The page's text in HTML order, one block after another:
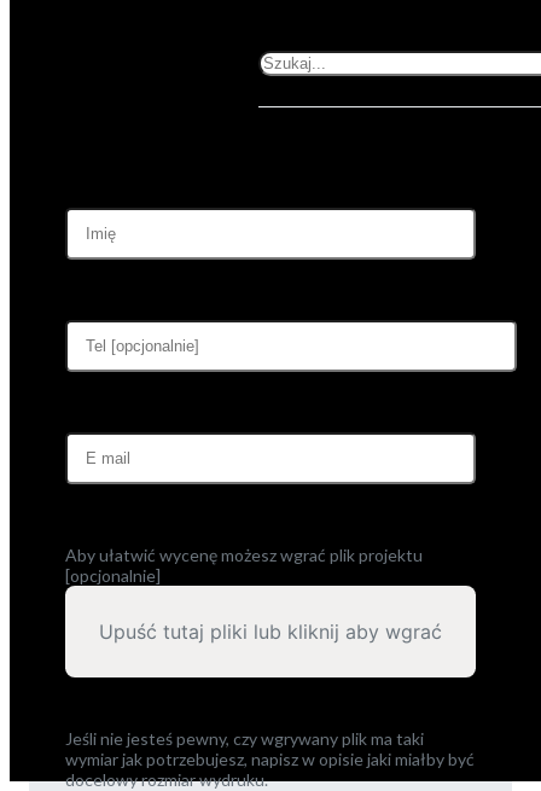
Szukaj
Katalogi szyte
Aby ułatwić wycenę możesz wgrać plik projektu
[opcjonalnie]
Upuść tutaj pliki lub kliknij aby wgrać
Jeśli nie jesteś pewny, czy wgrywany plik ma taki
wymiar jak potrzebujesz, napisz w opisie jaki miałby być
docelowy rozmiar wydruku.